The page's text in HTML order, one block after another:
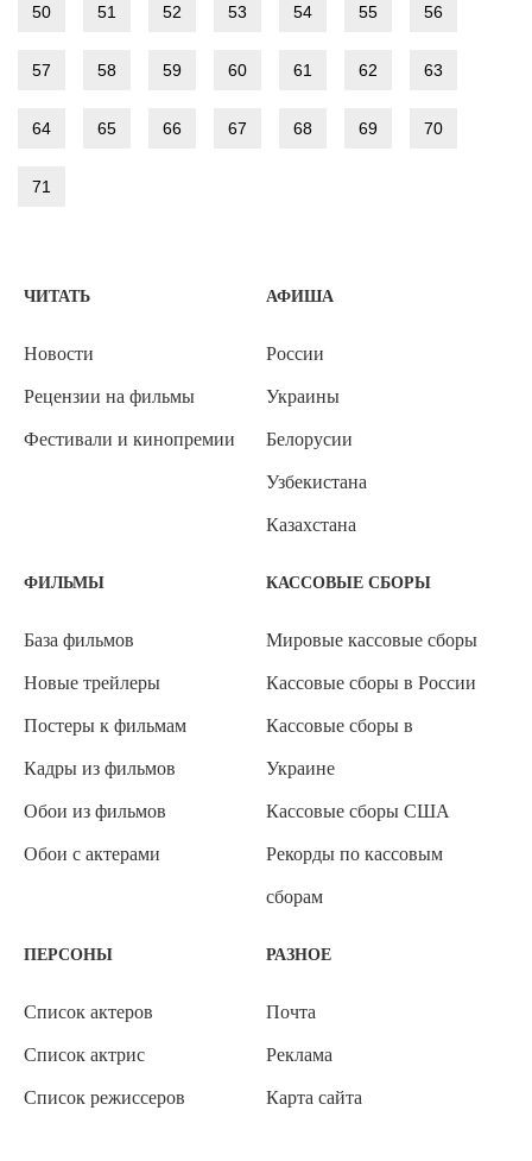
50 51 52 53 54 55 56
57 58 59 60 61 62 63
64 65 66 67 68 69 70
71
ЧИТАТЬ
Новости
Рецензии на фильмы
Фестивали и кинопремии
АФИША
России
Украины
Белорусии
Узбекистана
Казахстана
ФИЛЬМЫ
База фильмов
Новые трейлеры
Постеры к фильмам
Кадры из фильмов
Обои из фильмов
Обои с актерами
КАССОВЫЕ СБОРЫ
Мировые кассовые сборы
Кассовые сборы в России
Кассовые сборы в
Украине
Кассовые сборы США
Рекорды по кассовым
сборам
ПЕРСОНЫ
Список актеров
Список актрис
Список режиссеров
РАЗНОЕ
Почта
Реклама
Карта сайта